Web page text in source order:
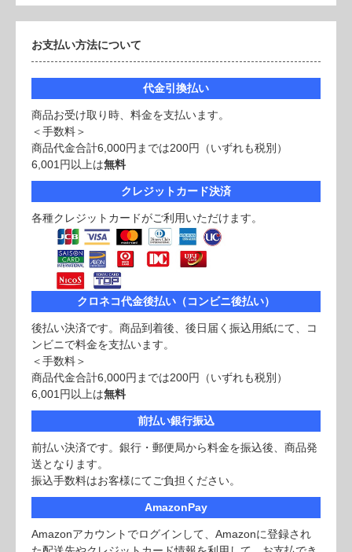
お支払い方法について
代金引換払い
商品お受け取り時、料金を支払います。
＜手数料＞
商品代金合計6,000円までは200円（いずれも税別）
6,001円以上は無料
クレジットカード決済
各種クレジットカードがご利用いただけます。
クロネコ代金後払い（コンビニ後払い）
後払い決済です。商品到着後、後日届く振込用紙にて、コ
ンビニで料金を支払います。
＜手数料＞
商品代金合計6,000円までは200円（いずれも税別）
6,001円以上は無料
前払い銀行振込
前払い決済です。銀行・郵便局から料金を振込後、商品発
送となります。
振込手数料はお客様にてご負担ください。
AmazonPay
Amazonアカウントでログインして、Amazonに登録され